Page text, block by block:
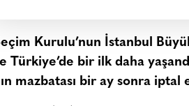
Kurulu’nun İstanbul
Türkiye’de bir ilk daha
mazbatası bir ay sonra iptal